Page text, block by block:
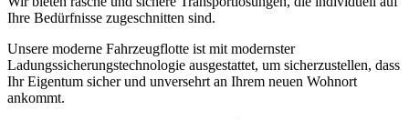
Ihre Bedürfnisse zugeschnitten sind.
Unsere moderne Fahrzeugflotte ist mit modernster
Ladungssicherungstechnologie ausgestattet, um sicherzustellen, dass
Ihr Eigentum sicher und unversehrt an Ihrem neuen Wohnort
ankommt.